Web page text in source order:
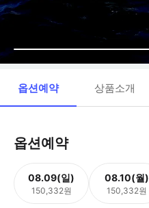
옵션예약 상품소개
옵션예약
08.09(일)
150,332원
08.10(월)
150,332원